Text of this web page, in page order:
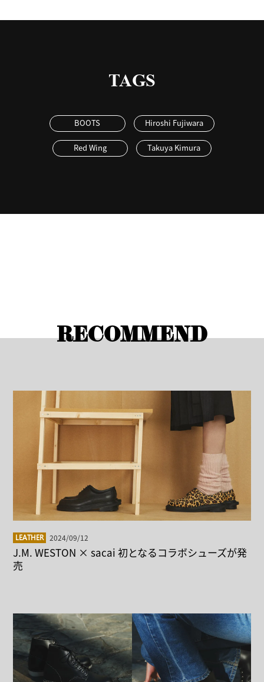
TAGS
BOOTS Hiroshi Fujiwara
Red Wing Takuya Kimura
RECOMMEND
LEATHER 2024/09/12
J.M. WESTON × sacai 初となるコラボシューズが発
売